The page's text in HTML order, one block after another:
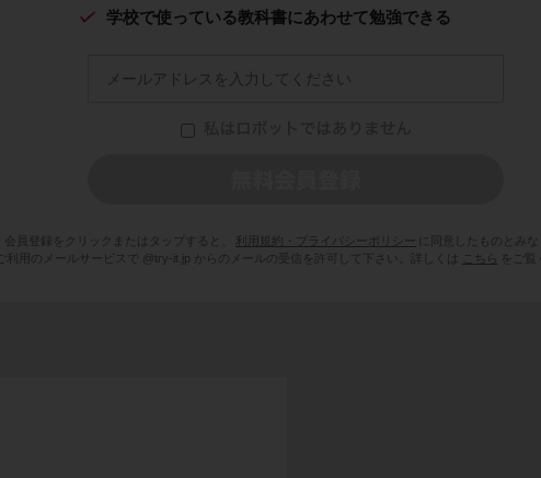
学校で使っている教科書にあわせて勉強できる
会員登録をクリックまたはタップすると、 利用規約・プライバシーポリシー
に同意したものとみな
ご利用のメールサービスで @try-it.jp からのメールの受信を許可して下さい。詳しくは
こちら をご覧